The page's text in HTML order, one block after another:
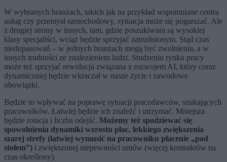
W wybranych branżach, takich jak na przykład wspomniane centra
usług czy przemysł samochodowy, sytuacja może się pogarszać. Ale
z drugiej strony w innych, tam, gdzie poszukiwani są wysokiej
klasy specjaliści, wciąż będzie sprzyjać zatrudnionym. Stąd czas
niedopasowań – w jednych branżach mogą być zwolnienia, a w
innych trudności ze znalezieniem ludzi. Studzeniu rynku pracy
może też sprzyjać rewolucja związana z rozwojem AI, który coraz
dynamiczniej będzie wkraczał w nasze życie i zawodowe
obowiązki.
Będzie to wpływać na poprawę sytuacji pracodawców, szukających
pracowników. Łatwiej będzie ich znaleźć i utrzymać. Mniejsza
będzie rotacja i liczba odejść. Możemy też spodziewać się
spowolnienia dynamiki wzrostu płac, lekkiego zwiększenia
szarej strefy (łatwiej wymusić na pracowniku płacenie „pod
stołem”) i zwiększonej niepewności umów (więcej kontraktów na
czas określony).